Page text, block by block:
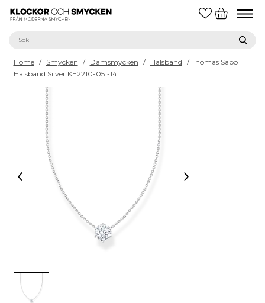
Home / Smycken / Damsmycken / Halsband / Thomas Sabo
Halsband Silver KE2210-051-14